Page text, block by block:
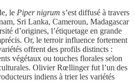
le Piper nigrum s’est diffusé à travers
Sri Lanka, Cameroun, Madagascar
d’origines, l’étiquetage en grande
Or, le terroir influence fortement
offrent des profils distincts :
végétaux ou touches florales selon
Olivier Rœllinger fut l’un des
indiens à trier les variétés